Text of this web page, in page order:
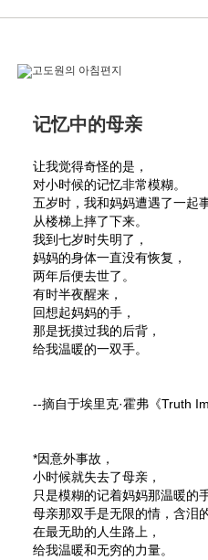
记忆中的母亲
让我觉得奇怪的是，
对小时候的记忆非常模糊。
五岁时，我和妈妈遭遇了一起
从楼梯上摔了下来。
我到七岁时失明了，
妈妈的身体一直没有恢复，
两年后便去世了。
有时半夜醒来，
回想起妈妈的手，
那是抚摸过我的后背，
给我温暖的一双手。
--摘自于埃里克·霍弗《Truth
*因意外事故，
小时候就失去了母亲，
只是模糊的记着妈妈那温暖的手
母亲那双手是无限的情，含泪
在最无助的人生路上，
给我温暖和无穷的力量。